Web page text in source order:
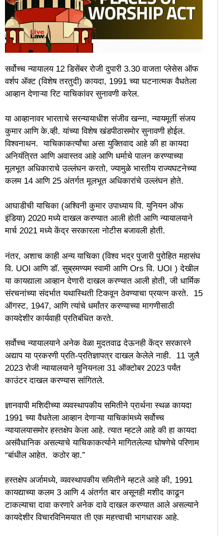
सर्वोच्च न्यायालय 12 डिसेंबर रोजी दुपारी 3.30 वाजता प्लेसेस ऑफ
वर्शप ॲक्ट (विशेष तरतुदी) कायदा, 1991 च्या घटनात्मक वैधतेला
आव्हान देणाऱ्या रिट याचिकांवर सुनावणी करेल.
या आव्हानावर भारताचे सरन्यायाधीश संजीव खन्ना, न्यायमूर्ती संजय
कुमार आणि के.व्ही. यांच्या विशेष खंडपीठासमोर सुनावणी होईल.
विश्वनाथन. याचिकाकर्त्यांचा असा युक्तिवाद आहे की हा कायदा
अनियंत्रित आणि अवास्तव आहे आणि धर्माचे पालन करण्याच्या
मूलभूत अधिकाराचे उल्लंघन करतो, ज्यामुळे भारतीय राज्यघटनेच्या
कलम 14 आणि 25 अंतर्गत मूलभूत अधिकारांचे उल्लंघन होते.
आघाडीची याचिका (अश्विनी कुमार उपाध्याय वि. युनियन ऑफ
इंडिया) 2020 मध्ये दाखल करण्यात आली होती आणि न्यायालयाने
मार्च 2021 मध्ये केंद्र सरकारला नोटीस बजावली होती.
नंतर, अशाच काही अन्य याचिका (विश्व भद्र पुजारी पुरोहित महासंघ
वि. UOI आणि डॉ. सुब्रमण्यम स्वामी आणि Ors वि. UOI ) देखील
या कायद्याला आव्हान देणारी दाखल करण्यात आली होती, जी धार्मिक
संरचनांच्या संदर्भात यथास्थिती टिकवून ठेवण्याचा प्रयत्न करते. 15
ऑगस्ट, 1947, आणि त्यांचे धर्मांतर करण्याच्या मागणीसाठी
कायदेशीर कार्यवाही प्रतिबंधित करते.
सर्वोच्च न्यायालयाने अनेक वेळा मुदतवाढ देऊनही केंद्र सरकारने
अद्याप या प्रकरणी प्रति-प्रतिज्ञापत्र दाखल केलेले नाही. 11 जुलै
2023 रोजी न्यायालयाने युनियनला 31 ऑक्टोबर 2023 पर्यंत
काउंटर दाखल करण्यास सांगितले.
ज्ञानवापी मशिदीच्या व्यवस्थापकीय समितीने प्रार्थना स्थळ कायदा
1991 च्या वैधतेला आव्हान देणाऱ्या याचिकांमध्ये सर्वोच्च
न्यायालयासमोर हस्तक्षेप केला आहे. त्यात म्हटले आहे की हा कायदा
असंवैधानिक असल्याचे याचिकाकर्त्याने मागितलेल्या घोषणेचे परिणाम
“बांधील आहेत. कठोर व्हा.”
हस्तक्षेप अर्जामध्ये, व्यवस्थापकीय समितीने म्हटले आहे की, 1991
कायद्याच्या कलम 3 आणि 4 अंतर्गत बार असूनही मशीद काढून
टाकल्याचा दावा करणारे अनेक दावे दाखल करण्यात आले असल्याने
कायदेशीर विचारविनिमयात ती एक महत्त्वाची भागधारक आहे.